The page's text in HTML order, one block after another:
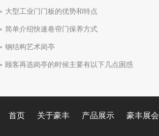
大型工业门门板的优势和特点
简单介绍快速卷帘门保养方式
钢结构艺术岗亭
顾客再选岗亭的时候主要有以下几点困惑
首页 关于豪丰 产品展示 豪丰展会